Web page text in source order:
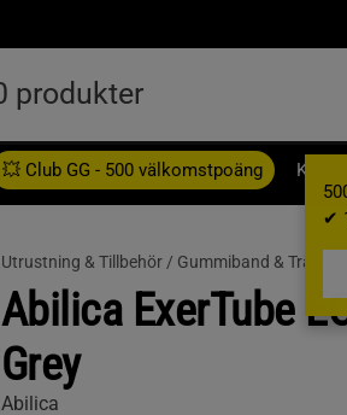
✔
💥 Club GG - 500 välkomstpoäng
Utrustning & Tillbehör / Gummiband &
Abilica ExerTube
Grey
Abilica